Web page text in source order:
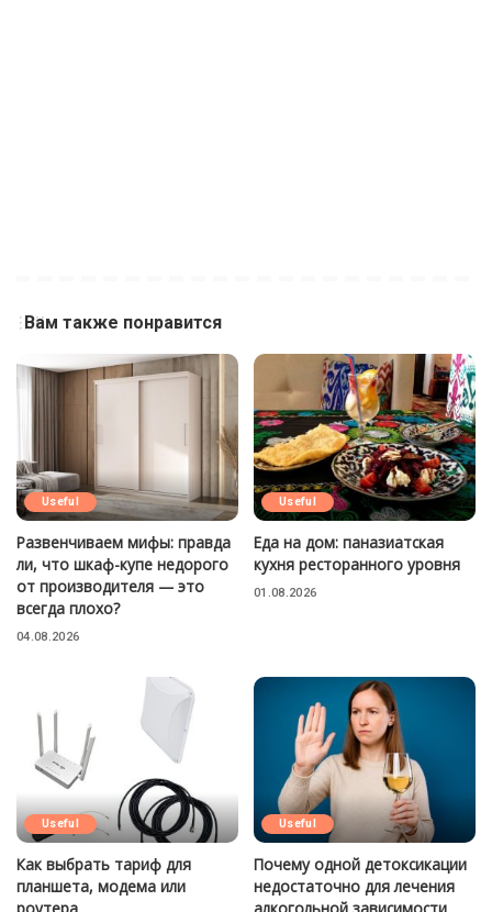
Вам также понравится
Useful
Развенчиваем мифы: правда
ли, что шкаф-купе недорого
от производителя — это
всегда плохо?
04.08.2026
Useful
Еда на дом: паназиатская
кухня ресторанного уровня
01.08.2026
Useful
Как выбрать тариф для
планшета, модема или
Useful
Почему одной детоксикации
недостаточно для лечения